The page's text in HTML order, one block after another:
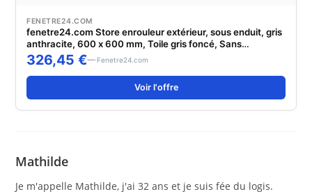
FENETRE24.COM
fenetre24.com Store enrouleur extérieur, sous enduit, gris
anthracite, 600 x 600 mm, Toile gris foncé, Sans
commande, individuell konfigurieren
326,45 € Fenetre24.com
Voir l'offre
Mathilde
Je m'appelle Mathilde, j'ai 32 ans et je suis fée du logis.